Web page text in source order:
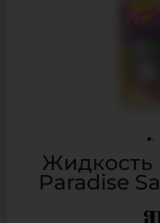
Жидкость
Paradise